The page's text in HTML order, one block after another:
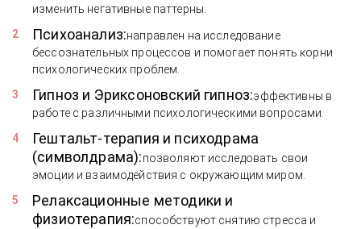
изменить негативные паттерны.
Психоанализ:направлен на исследование
бессознательных процессов и помогает понять корни
психологических проблем.
Гипноз и Эриксоновский гипноз:эффективны в
работе с различными психологическими вопросами.
Гештальт-терапия и психодрама
(символдрама):позволяют исследовать свои
эмоции и взаимодействия с окружающим миром.
Релаксационные методики и
физиотерапия:способствуют снятию стресса и